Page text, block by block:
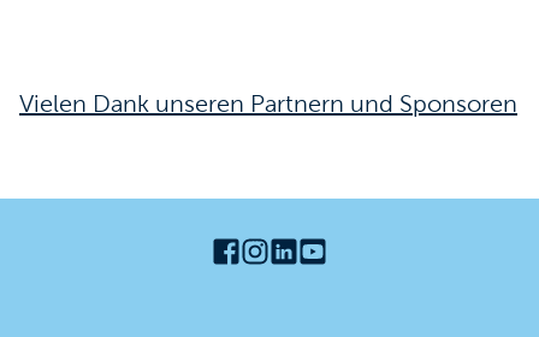
Vielen Dank unseren Partnern und Sponsoren